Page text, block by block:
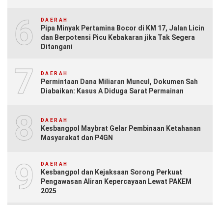
6 DAERAH
Pipa Minyak Pertamina Bocor di KM 17, Jalan Licin
dan Berpotensi Picu Kebakaran jika Tak Segera
Ditangani
7 DAERAH
Permintaan Dana Miliaran Muncul, Dokumen Sah
Diabaikan: Kasus A Diduga Sarat Permainan
8 DAERAH
Kesbangpol Maybrat Gelar Pembinaan Ketahanan
Masyarakat dan P4GN
9 DAERAH
Kesbangpol dan Kejaksaan Sorong Perkuat
Pengawasan Aliran Kepercayaan Lewat PAKEM
2025